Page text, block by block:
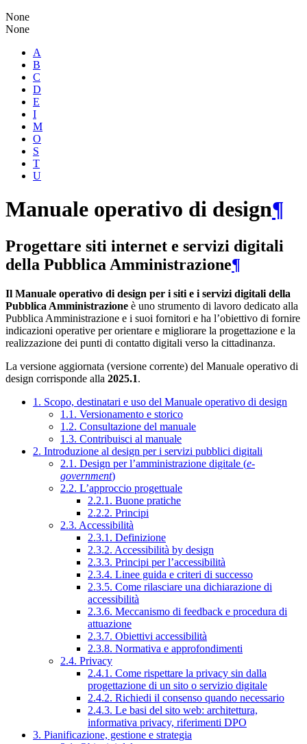
None
None
A
B
C
D
E
I
M
O
S
T
U
Manuale operativo di design¶
Progettare siti internet e servizi digitali
della Pubblica Amministrazione¶
Il Manuale operativo di design per i siti e i servizi digitali della
Pubblica Amministrazione è uno strumento di lavoro dedicato alla
Pubblica Amministrazione e i suoi fornitori e ha l’obiettivo di fornire
indicazioni operative per orientare e migliorare la progettazione e la
realizzazione dei punti di contatto digitali verso la cittadinanza.
La versione aggiornata (versione corrente) del Manuale operativo di
design corrisponde alla 2025.1.
1. Scopo, destinatari e uso del Manuale operativo di design
1.1. Versionamento e storico
1.2. Consultazione del manuale
1.3. Contribuisci al manuale
2. Introduzione al design per i servizi pubblici digitali
2.1. Design per l’amministrazione digitale (e-
government)
2.2. L’approccio progettuale
2.2.1. Buone pratiche
2.2.2. Principi
2.3. Accessibilità
2.3.1. Definizione
2.3.2. Accessibilità by design
2.3.3. Principi per l’accessibilità
2.3.4. Linee guida e criteri di successo
2.3.5. Come rilasciare una dichiarazione di
accessibilità
2.3.6. Meccanismo di feedback e procedura di
attuazione
2.3.7. Obiettivi accessibilità
2.3.8. Normativa e approfondimenti
2.4. Privacy
2.4.1. Come rispettare la privacy sin dalla
progettazione di un sito o servizio digitale
2.4.2. Richiedi il consenso quando necessario
2.4.3. Le basi del sito web: architettura,
informativa privacy, riferimenti DPO
3. Pianificazione, gestione e strategia